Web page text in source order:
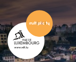
Hauptinhalt
gehen